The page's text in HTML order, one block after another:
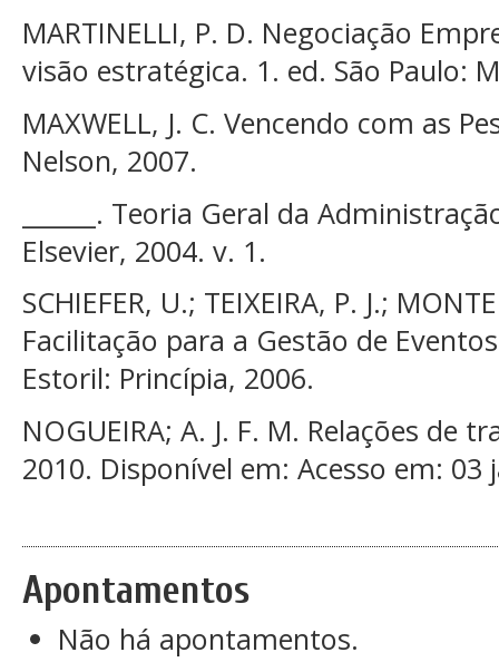
MARTINELLI, P. D. Negociação
visão estratégica. 1. ed. São Paulo:
MAXWELL, J. C. Vencendo com as
Nelson, 2007.
______. Teoria Geral da
Elsevier, 2004. v. 1.
SCHIEFER, U.; TEIXEIRA, P. J.;
Facilitação para a Gestão de
Estoril: Princípia, 2006.
NOGUEIRA; A. J. F. M. Relações de
2010. Disponível em: Acesso em: 03
Apontamentos
Não há apontamentos.